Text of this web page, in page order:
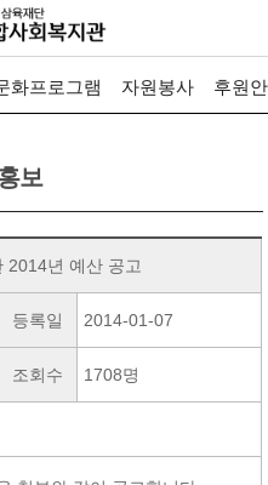
화프로그램 자원봉사 후원
보
2014년 예산 공고
등록일 2014-01-07
조회수 1708명